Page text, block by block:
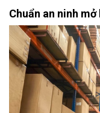
Chuẩn an ninh